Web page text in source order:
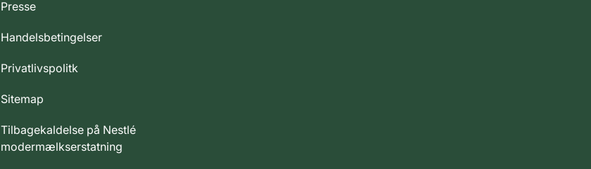
Presse
Handelsbetingelser
Privatlivspolitk
Sitemap
Tilbagekaldelse på Nestlé
modermælkserstatning